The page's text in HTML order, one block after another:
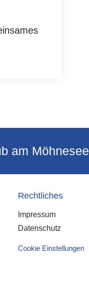
am Möhnesee
Rechtliches
Impressum
Datenschutz
Cookie Einstellungen